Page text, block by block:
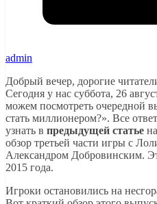
admin
Добрый вечер, дорогие
Сегодня у нас суббота, 26
можем посмотреть очередной
стать миллионером?». Все
узнать в предыдущей статье
обзор третьей части игры с
Александром Добровинским.
2015 года.
Игроки остановились на